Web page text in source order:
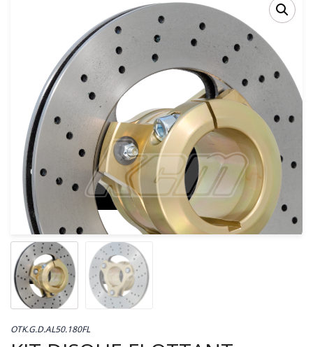
OTK.G.D.AL50.180FL